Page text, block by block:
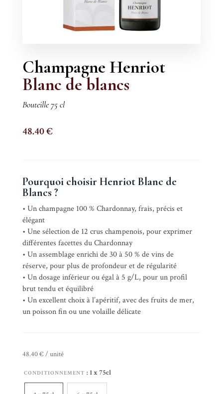
Champagne Henriot
Blanc de blancs
Bouteille 75 cl
48.40€
Pourquoi choisir Henriot Blanc de
Blancs ?
• Un champagne 100 % Chardonnay, frais, précis et
élégant
• Une sélection de 12 crus champenois, pour exprimer
différentes facettes du Chardonnay
• Un assemblage enrichi de 30 à 50 % de vins de
réserve, pour plus de profondeur et de régularité
• Un dosage inférieur ou égal à 5 g/L, pour un profil
brut tendu et équilibré
• Un excellent choix à l’apéritif, avec des fruits de mer,
un poisson fin ou une volaille délicate
48.40 € / unité
CONDITIONNEMENT : 1 x 75cl